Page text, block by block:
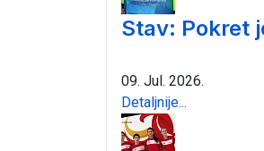
Stav: Pokret
09. Jul. 2026.
Detaljnije...